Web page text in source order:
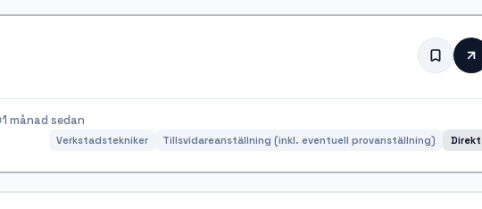
1 månad sedan
Verkstadstekniker Tillsvidareanställning (inkl. eventuell provanställning) Direkt